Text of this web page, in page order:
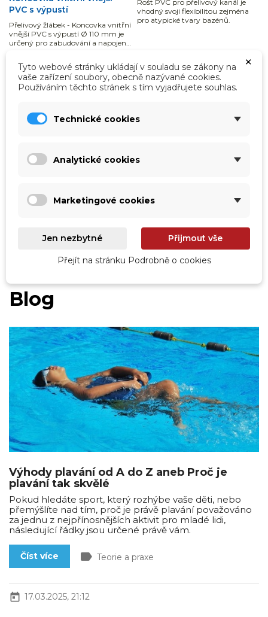
PVC s výpustí
Přelivový žlábek - Koncovka vnitřní
vnější PVC s výpustí Ø 110 mm je
určený pro zabudování a napojení
564,00 Kč
466,12 Kčbez DPH
Čekáme na naskladnění
Zobrazit detail
Rošt PVC pro přelivový kanál je
vhodný svoji flexibilitou zejména
pro atypické tvary bazénů.
2 333,00 Kč
1 928,10 Kčbez DPH
Čekáme na naskladnění
Zpět na začátek
Blog
Výhody plavání od A do Z aneb Proč je
plavání tak skvělé
Pokud hledáte sport, který rozhýbe vaše děti, nebo
přemýšlíte nad tím, proč je právě plavání považováno
za jednu z nejpřínosnějších aktivit pro mladé lidi,
následující řádky jsou určené právě vám.
Číst více label Teorie a praxe
today 17.03.2025, 21:12
×
Tyto webové stránky ukládají v souladu se zákony na
vaše zařízení soubory, obecně nazývané cookies.
Používáním těchto stránek s tím vyjadřujete souhlas.
Technické cookies
Analytické cookies
Marketingové cookies
Jen nezbytné Přijmout vše
Přejít na stránku Podrobně o cookies